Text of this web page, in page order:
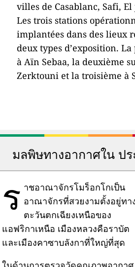
villes de Casablanc, Safi,
Les trois stations
implantées dans des lieux
deux types d’exposition.
à Aïn Sebaa, la deuxième
Zerktouni et la troisième à
มลพิษทางอากาศใน ปร
ร าชอาณาจักรโมร็อกโกเป็น
อาณาจักรที่สวยงามตั้งอยู่ทา
ตะวันตกเฉียงเหนือของ
แอฟริกาเหนือ เมืองหลวงคือราบัต
และเมืองคาซาบลังกาที่ใหญ่ที่สุด